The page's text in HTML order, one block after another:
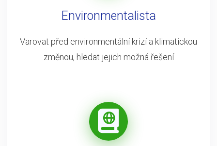
Environmentalista
Varovat před environmentální krizí a klimatickou
změnou, hledat jejich možná řešení